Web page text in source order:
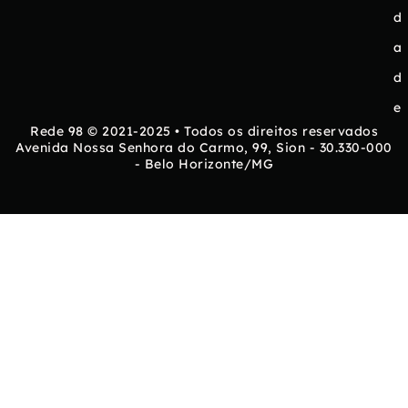
d
a
d
e
Rede 98 © 2021-2025 • Todos os direitos reservados
Avenida Nossa Senhora do Carmo, 99, Sion - 30.330-000
- Belo Horizonte/MG